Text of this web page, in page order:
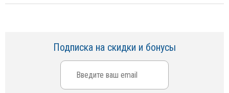
Подписка на скидки и бонусы